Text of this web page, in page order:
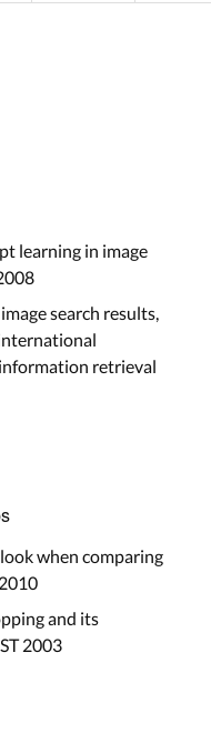
learning in image
search results,
retrieval
when comparing
and its
2003